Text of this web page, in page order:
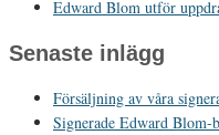
Edward Blom utför
Senaste inlägg
Försäljning av våra
Signerade Edward Blom-